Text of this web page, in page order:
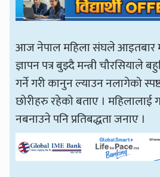
आज नेपाल महिला संघले आइतबार
ज्ञापन पत्र बुझ्दै मन्त्री चौरसियाले
गर्ने गरी कानुन ल्याउन नलागेको
छोरीहरु रहेको बताए । महिलालाई
नबनाउने पनि प्रतिबद्धता जनाए ।